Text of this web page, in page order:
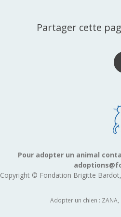
Partager cette
Pour adopter un animal
Copyright © Fondation Brigitte
Adopter un chien : ZANA,